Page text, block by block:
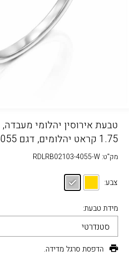
1.75 קראט יהלומים, דגם RDLRB02103-4055
מק"ט: RDLRB02103-4055-W
צבע:
מידת טבעת:
סטנדרטי
הדפסת סרגל מדידה.